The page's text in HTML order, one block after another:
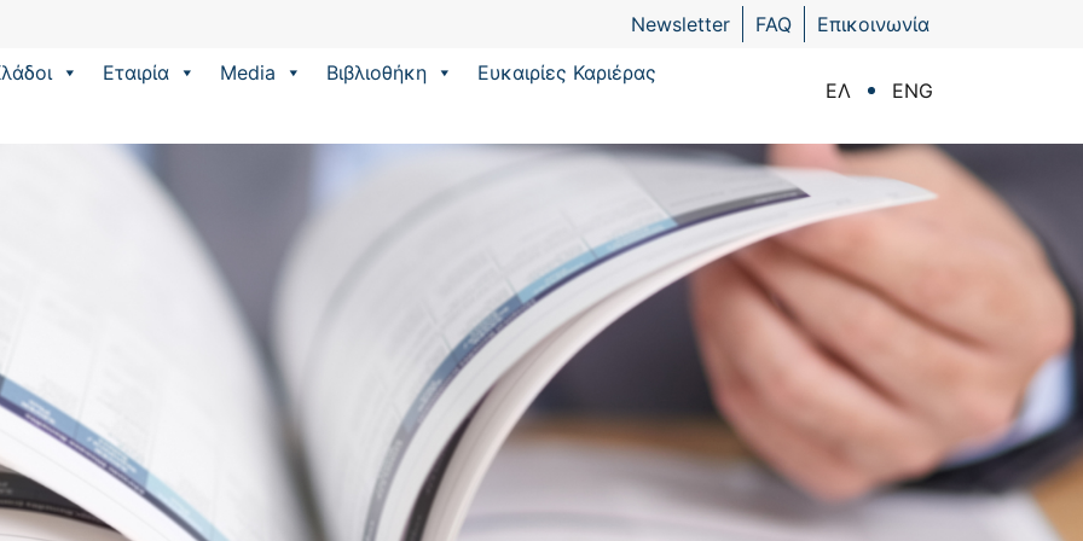
Newsletter FAQ Επικοινωνία
Εταιρία Media Βιβλιοθήκη Eυκαιρίες Καριέρας
ΕΛ ENG